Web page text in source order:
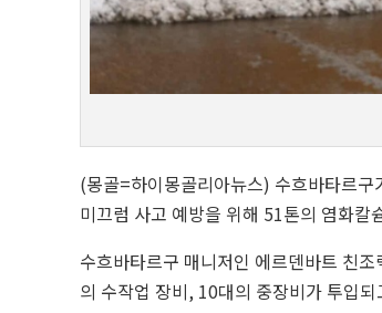
(몽골=하이몽골리아뉴스) 수흐바타르
미끄럼 사고 예방을 위해 51톤의 염화
수흐바타르구 매니저인 에르덴바트 친
의 수작업 장비, 10대의 중장비가 투입